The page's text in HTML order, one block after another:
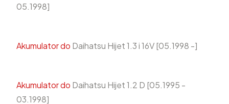
05.1998]
Akumulator do Daihatsu Hijet 1.3 i 16V [05.1998 -]
Akumulator do Daihatsu Hijet 1.2 D [05.1995 -
03.1998]